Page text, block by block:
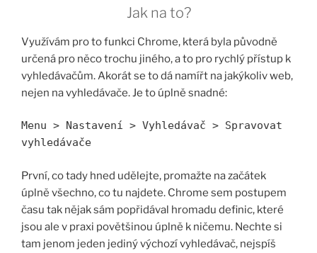
Jak na to?
Využívám pro to funkci Chrome, která byla původně
určená pro něco trochu jiného, a to pro rychlý přístup k
vyhledávačům. Akorát se to dá namířt na jakýkoliv web,
nejen na vyhledávače. Je to úplně snadné:
Menu > Nastavení > Vyhledávač > Spravovat
vyhledávače
První, co tady hned udělejte, promažte na začátek
úplně všechno, co tu najdete. Chrome sem postupem
času tak nějak sám popřidával hromadu definic, které
jsou ale v praxi povětšinou úplně k ničemu. Nechte si
tam jenom jeden jediný výchozí vyhledávač, nejspíš